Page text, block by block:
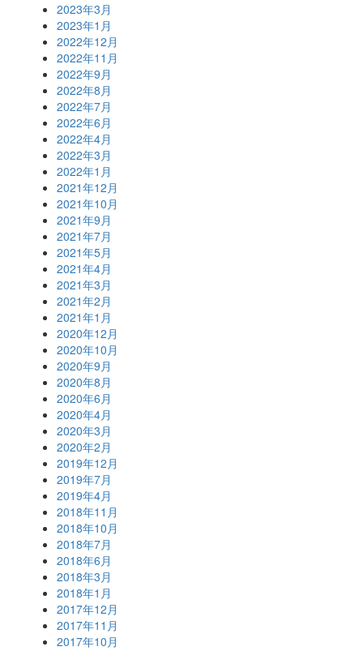
2023年3月
2023年1月
2022年12月
2022年11月
2022年9月
2022年8月
2022年7月
2022年6月
2022年4月
2022年3月
2022年1月
2021年12月
2021年10月
2021年9月
2021年7月
2021年5月
2021年4月
2021年3月
2021年2月
2021年1月
2020年12月
2020年10月
2020年9月
2020年8月
2020年6月
2020年4月
2020年3月
2020年2月
2019年12月
2019年7月
2019年4月
2018年11月
2018年10月
2018年7月
2018年6月
2018年3月
2018年1月
2017年12月
2017年11月
2017年10月